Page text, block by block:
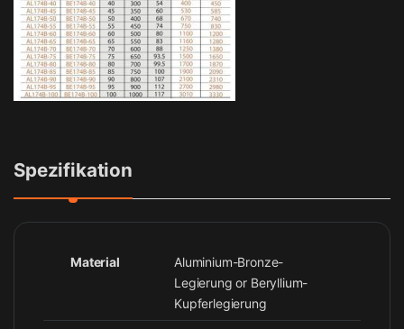
Spezifikation
Material
Aluminium-Bronze-
Legierung or Beryllium-
Kupferlegierung